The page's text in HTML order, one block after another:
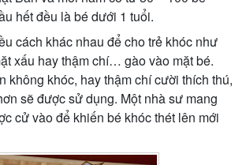
hết đều là bé dưới 1 tuổi.
cách khác nhau để cho trẻ khóc như
xấu hay thậm chí… gào vào mặt bé.
không khóc, hay thậm chí cười thích thú,
sẽ được sử dụng. Một nhà sư mang
cử vào để khiến bé khóc thét lên mới